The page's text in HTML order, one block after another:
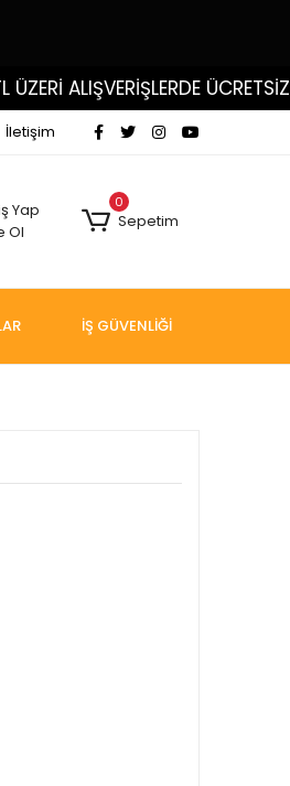
ALIŞVERİŞLERDE ÜCRETSİZ
İletişim
Yap
Ol
0
Sepetim
İŞ GÜVENLİĞİ